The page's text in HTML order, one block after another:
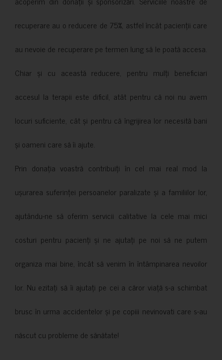
recuperare au o reducere de 75%, astfel încât pacienții care
au nevoie de recuperare pe termen lung să le poată accesa.
Chiar și cu această reducere, pentru mulți beneficiari
accesul la terapii este dificil, atât pentru că noi nu avem
locuri suficiente, cât și pentru că îngrijirea lor necesită bani
și oameni care să îi ajute.
Prin donația voastră contribuiți în cel mai real mod la
ușurarea suferinței persoanelor paralizate și a familiilor lor,
ajutându-ne să oferim servicii calitative la cele mai mici
costuri pentru pacienți și ne ajutați pe noi să ne putem
organiza mai bine, încât să venim în întâmpinarea nevoilor
lor. Nu ezitați să îi ajutați pe cei a căror viață s-a schimbat
brusc în urma accidentelor și pe copiii nevinovati care s-au
născut cu probleme de sănătate!